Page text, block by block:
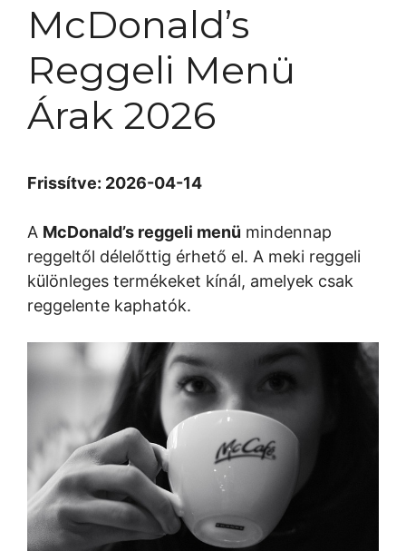
McDonald’s
Reggeli Menü
Árak 2026
Frissítve: 2026-04-14
A McDonald’s reggeli menü mindennap
reggeltől délelőttig érhető el. A meki reggeli
különleges termékeket kínál, amelyek csak
reggelente kaphatók.